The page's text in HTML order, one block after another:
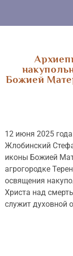
Божией
12 июня 2025
Жлобинский
иконы Божией
агрогородке
освящения
Христа над
служит духовной